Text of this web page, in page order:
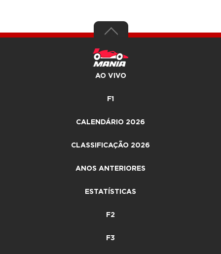
AO VIVO
F1
CALENDÁRIO 2026
CLASSIFICAÇÃO 2026
ANOS ANTERIORES
ESTATÍSTICAS
F2
F3